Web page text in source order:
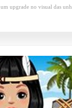
upgrade no visual das